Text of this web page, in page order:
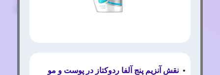
• نقش آنزیم پنج آلفا ردوکتاز در پوست و مو